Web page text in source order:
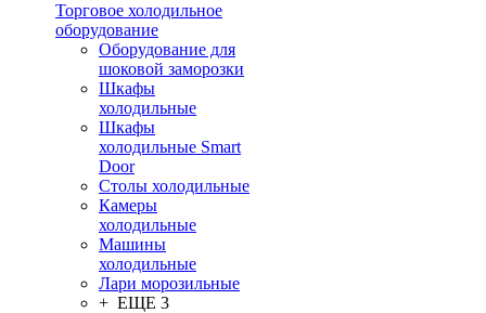
Торговое холодильное
оборудование
Оборудование для
шоковой заморозки
Шкафы
холодильные
Шкафы
холодильные Smart
Door
Столы холодильные
Камеры
холодильные
Машины
холодильные
Лари морозильные
+ ЕЩЕ 3